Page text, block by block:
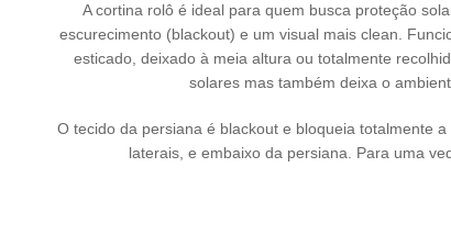
A cortina rolô é ideal para quem busca proteção
escurecimento (blackout) e um visual mais clean.
esticado, deixado à meia altura ou totalmente
solares mas também deixa o
O tecido da persiana é blackout e bloqueia totalmente
laterais, e embaixo da persiana. Para uma